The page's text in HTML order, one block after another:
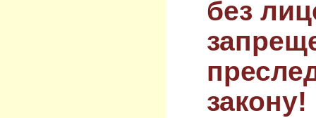
без
закону!